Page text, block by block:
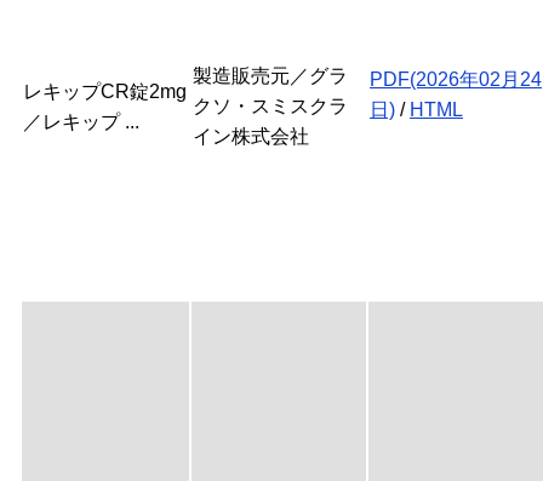
レキップCR錠2mg
／レキップ ...
製造販売元／グラ
クソ・スミスクラ
イン株式会社
PDF(2026年02月24
日) / HTML